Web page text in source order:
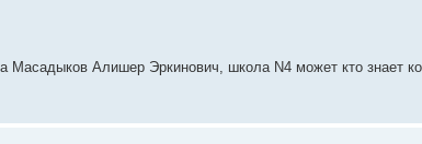
Масадыков Алишер Эркинович, школа N4 может кто знает